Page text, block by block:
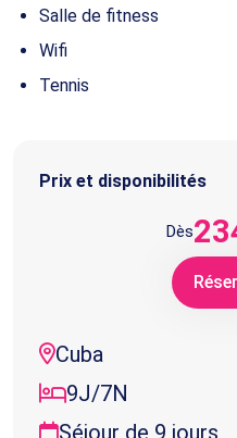
Salle de fitness
Wifi
Tennis
Prix et disponibilités
Dès
Cuba
9J/7N